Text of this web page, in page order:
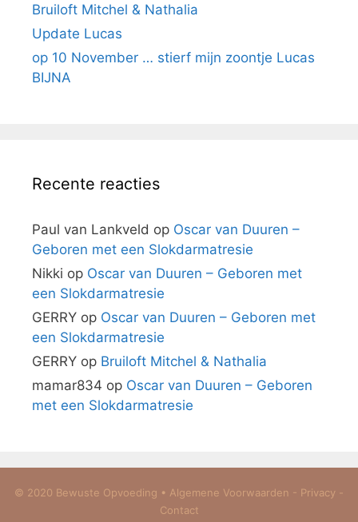
Bruiloft Mitchel & Nathalia
Update Lucas
op 10 November … stierf mijn zoontje Lucas
BIJNA
Recente reacties
Paul van Lankveld op Oscar van Duuren –
Geboren met een Slokdarmatresie
Nikki op Oscar van Duuren – Geboren met
een Slokdarmatresie
GERRY op Oscar van Duuren – Geboren met
een Slokdarmatresie
GERRY op Bruiloft Mitchel & Nathalia
mamar834 op Oscar van Duuren – Geboren
met een Slokdarmatresie
© 2020 Bewuste Opvoeding • Algemene Voorwaarden - Privacy
Contact